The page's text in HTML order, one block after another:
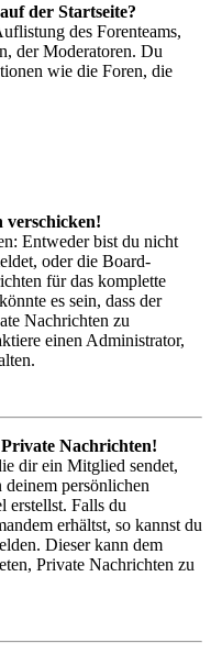
der Startseite?
des Forenteams,
der Moderatoren. Du
wie die Foren, die
verschicken!
Entweder bist du nicht
oder die Board-
für das komplette
es sein, dass der
Nachrichten zu
einen Administrator,
Nachrichten!
dir ein Mitglied sendet,
persönlichen
erstellst. Falls du
erhältst, so kannst du
Dieser kann dem
Private Nachrichten zu